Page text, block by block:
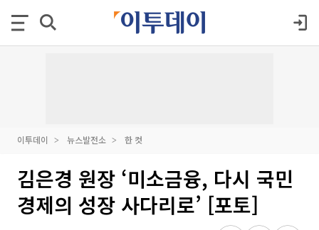
이투데이 뉴스발전소 한 컷
김은경 원장 ‘미소금융, 다시 국민
경제의 성장 사다리로’ [포토]